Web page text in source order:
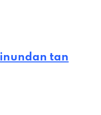
inundan tan